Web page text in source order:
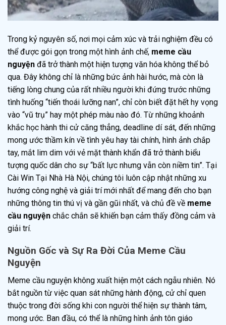
Trong kỷ nguyên số, nơi mọi cảm xúc và trải nghiệm đều có
thể được gói gọn trong một hình ảnh chế, meme cầu
nguyện đã trở thành một hiện tượng văn hóa không thể bỏ
qua. Đây không chỉ là những bức ảnh hài hước, mà còn là
tiếng lòng chung của rất nhiều người khi đứng trước những
tình huống “tiến thoái lưỡng nan”, chỉ còn biết đặt hết hy vọng
vào “vũ trụ” hay một phép màu nào đó. Từ những khoảnh
khắc học hành thi cử căng thẳng, deadline dí sát, đến những
mong ước thầm kín về tình yêu hay tài chính, hình ảnh chắp
tay, mắt lim dim với vẻ mặt thành khẩn đã trở thành biểu
tượng quốc dân cho sự “bất lực nhưng vẫn còn niềm tin”. Tại
Cài Win Tại Nhà Hà Nội, chúng tôi luôn cập nhật những xu
hướng công nghệ và giải trí mới nhất để mang đến cho bạn
những thông tin thú vị và gần gũi nhất, và chủ đề về meme
cầu nguyện chắc chắn sẽ khiến bạn cảm thấy đồng cảm và
giải trí.
Nguồn Gốc và Sự Ra Đời Của Meme Cầu
Nguyện
Meme cầu nguyện không xuất hiện một cách ngẫu nhiên. Nó
bắt nguồn từ việc quan sát những hành động, cử chỉ quen
thuộc trong đời sống khi con người thể hiện sự thành tâm,
mong ước. Ban đầu, có thể là những hình ảnh tôn giáo